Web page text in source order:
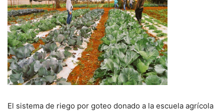
El sistema de riego por goteo donado a la escuela agrícola